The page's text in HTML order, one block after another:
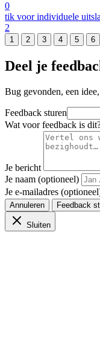
0
tik voor individuele
2
1 2 3 4 5 6
Deel je
Bug gevonden, een
Feedback sturen
Wat voor feedback is
Je bericht
Je naam (optioneel)
Je e-mailadres
Annuleren Feedback
Sluiten